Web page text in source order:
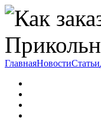
ГлавнаяНовостиСтатьи